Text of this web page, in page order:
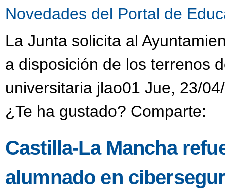
Novedades del Portal de
La Junta solicita al
a disposición de los terrenos
universitaria jlao01 Jue, 23/
¿Te ha gustado? Comparte:
Castilla-La Mancha
alumnado en